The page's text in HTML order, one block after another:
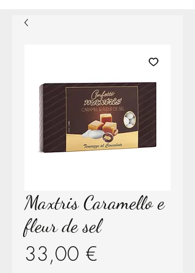
Maxtris Caramello e
fleur de sel
33,00 €